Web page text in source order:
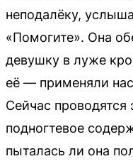
неподалёку,
«Помогите». Она
девушку в луже
её — применяли
Сейчас
подногтевое
пыталась ли она